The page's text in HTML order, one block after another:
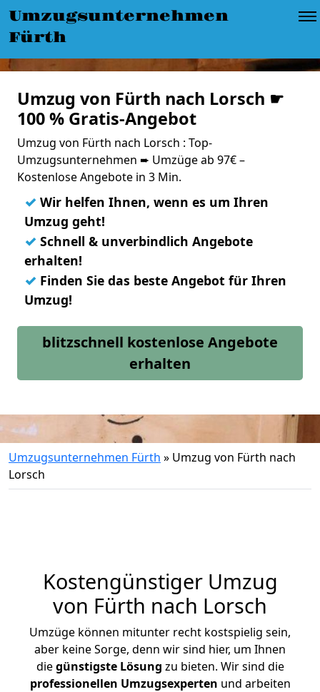
Umzugsunternehmen
Fürth
Umzug von Fürth nach Lorsch ☛
100 % Gratis-Angebot
Umzug von Fürth nach Lorsch : Top-
Umzugsunternehmen ➨ Umzüge ab 97€ –
Kostenlose Angebote in 3 Min.
✓ Wir helfen Ihnen, wenn es um Ihren
Umzug geht!
✓ Schnell & unverbindlich Angebote
erhalten!
✓ Finden Sie das beste Angebot für Ihren
Umzug!
blitzschnell kostenlose Angebote
erhalten
Umzugsunternehmen Fürth » Umzug von Fürth nach
Lorsch
Kostengünstiger Umzug
von Fürth nach Lorsch
Umzüge können mitunter recht kostspielig sein,
aber keine Sorge, denn wir sind hier, um Ihnen
diegünstigste Lösung zu bieten. Wir sind die
professionellen Umzugsexperten und arbeiten